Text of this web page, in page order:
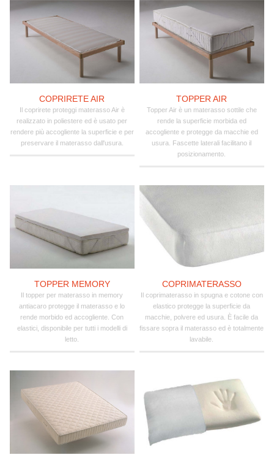
COPRIRETE AIR
Il coprirete proteggi materasso Air è
realizzato in poliestere ed è usato per
rendere più accogliente la superficie e per
preservare il materasso dall'usura.
TOPPER AIR
Topper Air è un materasso sottile che
rende la superficie morbida ed
accogliente e protegge da macchie ed
usura. Fascette laterali facilitano il
posizionamento.
TOPPER MEMORY
Il topper per materasso in memory
antiacaro protegge il materasso e lo
rende morbido ed accogliente. Con
elastici, disponibile per tutti i modelli di
letto.
COPRIMATERASSO
Il coprimaterasso in spugna e cotone con
elastico protegge la superficie da
macchie, polvere ed usura. È facile da
fissare sopra il materasso ed è totalmente
lavabile.